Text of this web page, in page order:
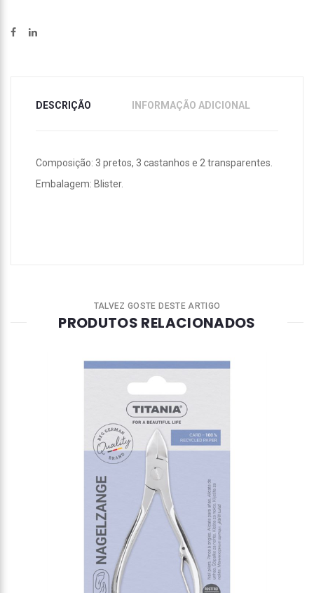
DESCRIÇÃO INFORMAÇÃO ADICIONAL
Composição: 3 pretos, 3 castanhos e 2 transparentes.
Embalagem: Blister.
TALVEZ GOSTE DESTE ARTIGO
PRODUTOS RELACIONADOS